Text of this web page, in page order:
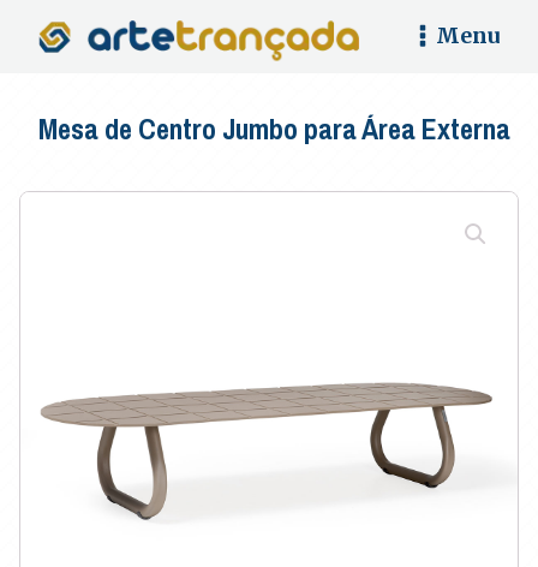
Menu
Mesa de Centro Jumbo para Área Externa